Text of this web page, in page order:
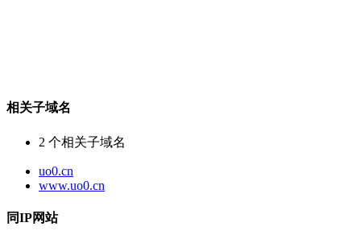
相关子域名
2 个相关子域名
uo0.cn
www.uo0.cn
同IP网站